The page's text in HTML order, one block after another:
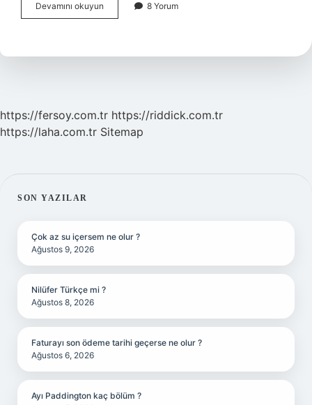
Devamını okuyun
Analisti
8 Yorum
https://fersoy.com.tr https://riddick.com.tr
https://laha.com.tr Sitemap
SIDEBAR
SON YAZILAR
Çok az su içersem ne olur ?
Ağustos 9, 2026
Nilüfer Türkçe mi ?
Ağustos 8, 2026
Faturayı son ödeme tarihi geçerse ne olur ?
Ağustos 6, 2026
Ayı Paddington kaç bölüm ?